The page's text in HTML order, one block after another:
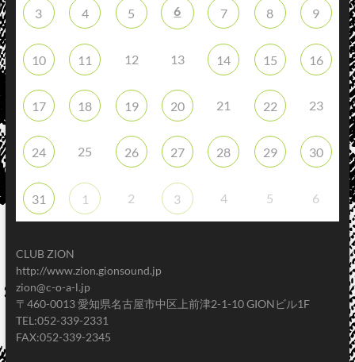
3 4 5 6 7 8 9
10 11 12 13 14 15 16
17 18 19 20 21 22 23
24 25 26 27 28 29 30
31 1 2 3 4 5 6
CLUB ZION
http://www.zion.gionsound.jp
zion@c-o-a-l.jp
〒460-0013 愛知県名古屋市中区上前津2-1-10 GIONビル1F
TEL:052-339-2331
FAX:052-339-2345